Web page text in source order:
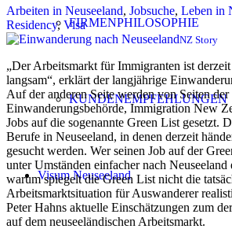
FIRMENPHILOSOPHIE
KUNDENEMPFEHLUNGEN
Visum Neuseeland
Arbeiten in Neuseeland, Jobsuche, Leben in
Residency,Visa
NZ Story
„Der Arbeitsmarkt für Immigranten ist derzeit
langsam“, erklärt der langjährige
Auf der anderen Seite werden von Seiten der
Einwanderungsbehörde, Immigration New
Jobs auf die sogenannte Green List gesetzt.
Berufe in Neuseeland, in denen derzeit
gesucht werden. Wer seinen Job auf der
unter Umständen einfacher nach
warum spiegelt die Green List nicht die
Arbeitsmarktsituation für Auswanderer
Peter Hahns aktuelle Einschätzungen zum
auf dem neuseeländischen Arbeitsmarkt.